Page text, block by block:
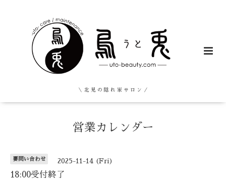
＼ 北 見 の 隠 れ 家 サ ロ ン ／
営業カレンダー
要問い合わせ 2025-11-14 (Fri)
18:00受付終了